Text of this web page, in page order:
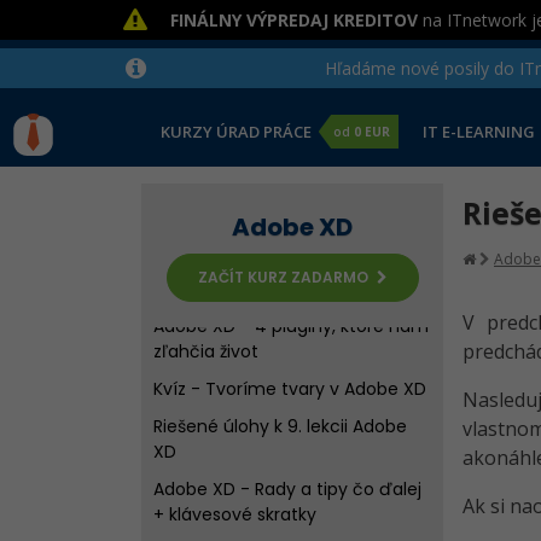
FINÁLNY VÝPREDAJ KREDITOV na ITnetwork
Hľadáme nové posily do
KURZY ÚRAD PRÁCE od 0 EUR IT E-LEARNING
Adobe XD
ZAČÍT KURZ ZADARMO
Adobe XD - Tvoríme tvary
Adobe XD - Tvoríme tvary -
Kvíz - Import obsahu a práce s
textom v Adobe XD
drop shadow, repeat grid
Adobe XD - Tvoríme prototypy
pre pokročilých
Adobe XD - 4 pluginy, ktoré nám
zľahčia život
Kvíz - Tvoríme tvary v Adobe XD
Riešené úlohy k 9. lekcii Adobe
XD
Adobe XD - Rady a tipy čo ďalej
+ klávesové skratky
Adobe
V
Ak si